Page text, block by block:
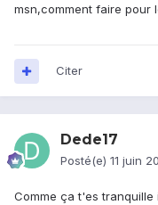
msn,comment faire pour
Citer
Dede17
Posté(e) 11 juin
Comme ça t'es tranquille